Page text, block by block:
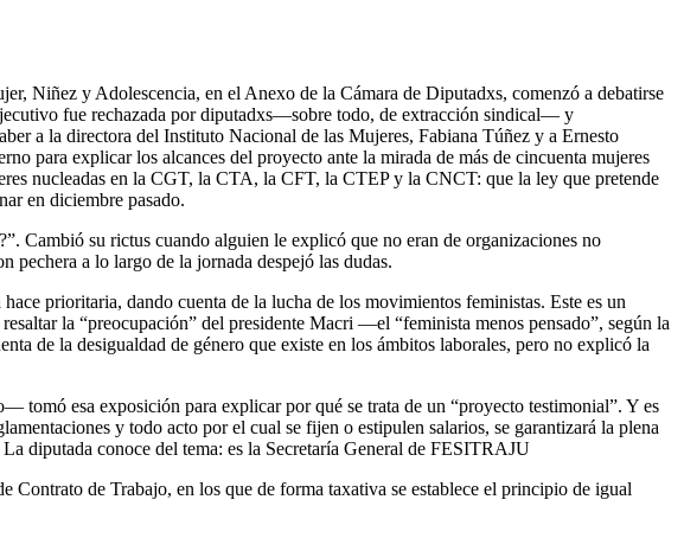
Niñez y Adolescencia, en el Anexo de la Cámara de Diputadxs, comenzó a debatirse
fue rechazada por diputadxs—sobre todo, de extracción sindical— y
a la directora del Instituto Nacional de las Mujeres, Fabiana Túñez y a Ernesto
para explicar los alcances del proyecto ante la mirada de más de cincuenta mujeres
nucleadas en la CGT, la CTA, la CFT, la CTEP y la CNCT: que la ley que pretende
en diciembre pasado.
Cambió su rictus cuando alguien le explicó que no eran de organizaciones no
pechera a lo largo de la jornada despejó las dudas.
prioritaria, dando cuenta de la lucha de los movimientos feministas. Este es un
la “preocupación” del presidente Macri —el “feminista menos pensado”, según la
de la desigualdad de género que existe en los ámbitos laborales, pero no explicó la
esa exposición para explicar por qué se trata de un “proyecto testimonial”. Y es
y todo acto por el cual se fijen o estipulen salarios, se garantizará la plena
diputada conoce del tema: es la Secretaría General de FESITRAJU
de Trabajo, en los que de forma taxativa se establece el principio de igual